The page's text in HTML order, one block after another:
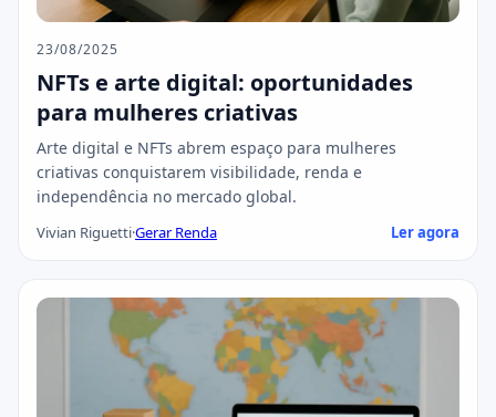
23/08/2025
NFTs e arte digital: oportunidades
para mulheres criativas
Arte digital e NFTs abrem espaço para mulheres
criativas conquistarem visibilidade, renda e
independência no mercado global.
Vivian Riguetti·Gerar Renda Ler agora